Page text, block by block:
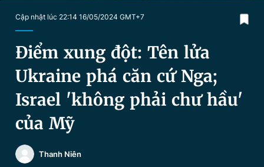
Video Magazine
Tiện ích Bạn cần biết
Thông tin tòa soạn
Cập nhật lúc 22:14 16/05/2024 GMT+7
Điểm xung đột: Tên lửa
Ukraine phá căn cứ Nga;
Israel 'không phải chư hầu'
của Mỹ
Thanh Niên